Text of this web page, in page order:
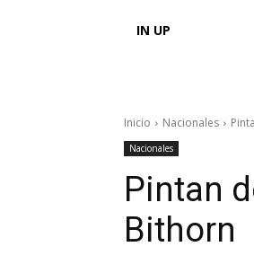
IN UP
Inicio Nacionales
Nacionales
Pintan
Bithorn